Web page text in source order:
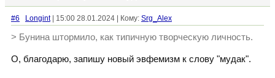
#6 Longint| 15:00 28.01.2024 | Кому: Srg_Alex
> Бунина штормило, как типичную творческую личность.
О, благодарю, запишу новый эвфемизм к слову "мудак".